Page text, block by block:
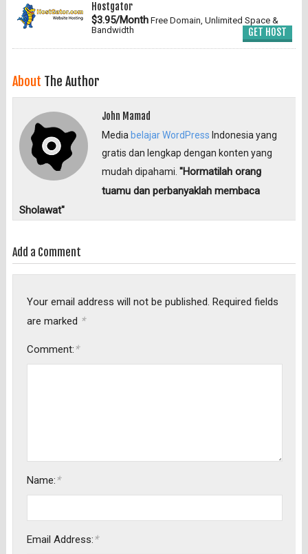
Hostgator
$3.95/MonthFree Domain, Unlimited Space &
Bandwidth
GET HOST
About The Author
John Mamad
Media belajar WordPress Indonesia yang
gratis dan lengkap dengan konten yang
mudah dipahami."Hormatilah orang
tuamu dan perbanyaklah membaca
Sholawat"
Add a Comment
Your email address will not be published. Required fields
are marked *
Comment:*
Name:*
Email Address:*